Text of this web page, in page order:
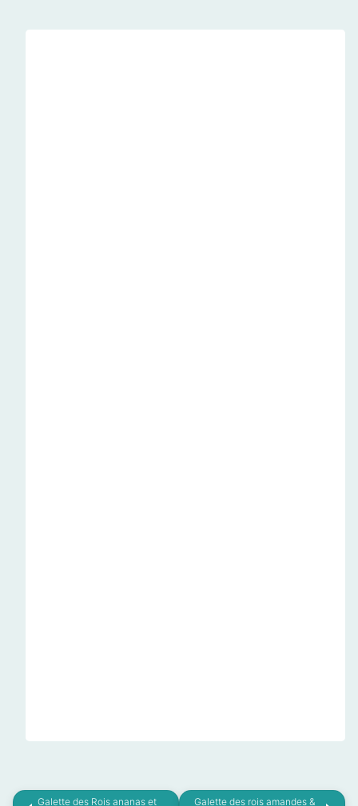
Galette des Rois ananas et
Galette des rois amandes &